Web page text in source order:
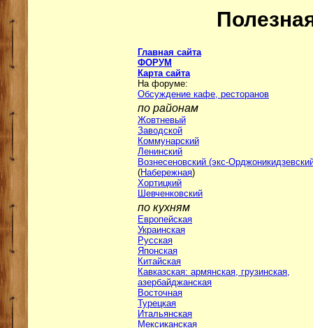
Главная сайта
ФОРУМ
Карта сайта
На форуме:
Обсуждение кафе, ресторанов
по районам
Жовтневый
Заводской
Коммунарский
Ленинский
Вознесеновский (экс-
(Набережная)
Хортицкий
Шевченковский
по кухням
Европейская
Украинская
Русская
Японская
Китайская
Кавказская: армянская, грузинская,
азербайджанская
Восточная
Турецкая
Итальянская
Мексиканская